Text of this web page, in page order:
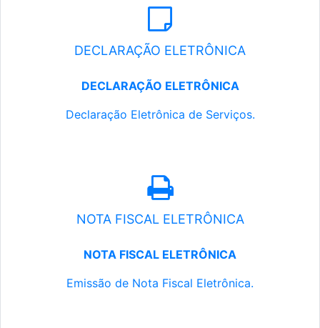
DECLARAÇÃO ELETRÔNICA
DECLARAÇÃO ELETRÔNICA
Declaração Eletrônica de Serviços.
NOTA FISCAL ELETRÔNICA
NOTA FISCAL ELETRÔNICA
Emissão de Nota Fiscal Eletrônica.